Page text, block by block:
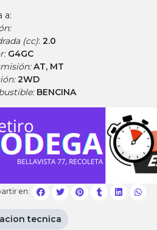
a:
(cc): 2.0
G4GC
AT, MT
2WD
BENCINA
en:
tecnica